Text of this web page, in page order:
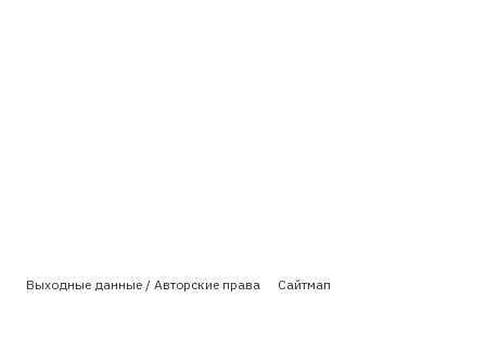
Выходные данные / Авторские права Сайтмап